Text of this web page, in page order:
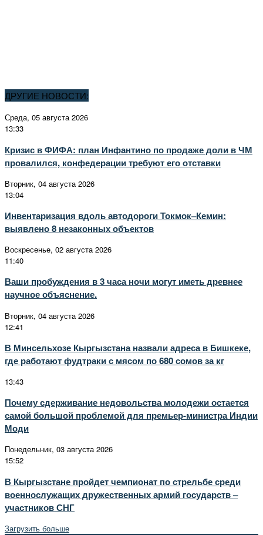
ДРУГИЕ НОВОСТИ:
Среда, 05 августа 2026
13:33
Кризис в ФИФА: план Инфантино по продаже доли в ЧМ
провалился, конфедерации требуют его отставки
Вторник, 04 августа 2026
13:04
Инвентаризация вдоль автодороги Токмок–Кемин:
выявлено 8 незаконных объектов
Воскресенье, 02 августа 2026
11:40
Ваши пробуждения в 3 часа ночи могут иметь древнее
научное объяснение.
Вторник, 04 августа 2026
12:41
В Минсельхозе Кыргызстана назвали адреса в Бишкеке,
где работают фудтраки с мясом по 680 сомов за кг
13:43
Почему сдерживание недовольства молодежи остается
самой большой проблемой для премьер-министра Индии
Моди
Понедельник, 03 августа 2026
15:52
В Кыргызстане пройдет чемпионат по стрельбе среди
военнослужащих дружественных армий государств –
участников СНГ
Загрузить больше